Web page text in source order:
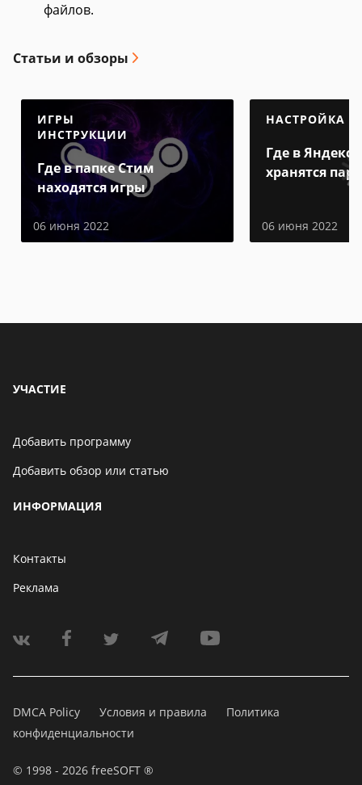
файлов.
Статьи и обзоры
ИГРЫ
ИНСТРУКЦИИ
Где в папке Стим
находятся игры
06 июня 2022
НАСТРОЙКА
Где в Яндекс
хранятся
06 июня 2022
УЧАСТИЕ
Добавить программу
Добавить обзор или статью
ИНФОРМАЦИЯ
Контакты
Реклама
DMCA Policy Условия и правила
Политика
конфиденциальности
© 1998 - 2026 freeSOFT ®